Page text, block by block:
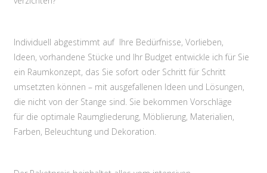
Individuell abgestimmt auf Ihre Bedürfnisse, Vorlieben,
Ideen, vorhandene Stücke und Ihr Budget entwickle ich für Sie
ein Raumkonzept, das Sie sofort oder Schritt für Schritt
umsetzten können – mit ausgefallenen Ideen und Lösungen,
die nicht von der Stange sind. Sie bekommen Vorschläge
für die optimale Raumgliederung, Möblierung, Materialien,
Farben, Beleuchtung und Dekoration.